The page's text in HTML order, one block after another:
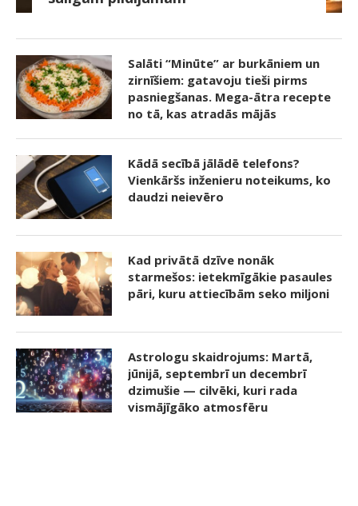
Salāti “Minūte” ar burkāniem un
zirnīšiem: gatavoju tieši pirms
pasniegšanas. Mega-ātra recepte
no tā, kas atradās mājās
Kādā secībā jālādē telefons?
Vienkāršs inženieru noteikums, ko
daudzi neievēro
Kad privātā dzīve nonāk
starmešos: ietekmīgākie pasaules
pāri, kuru attiecībām seko miljoni
Astrologu skaidrojums: Martā,
jūnijā, septembrī un decembrī
dzimušie — cilvēki, kuri rada
vismājīgāko atmosfēru